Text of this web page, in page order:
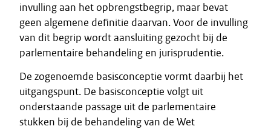
invulling aan het opbrengstbegrip, maar bevat
geen algemene definitie daarvan. Voor de invulling
van dit begrip wordt aansluiting gezocht bij de
parlementaire behandeling en jurisprudentie.
De zogenoemde basisconceptie vormt daarbij het
uitgangspunt. De basisconceptie volgt uit
onderstaande passage uit de parlementaire
stukken bij de behandeling van de Wet